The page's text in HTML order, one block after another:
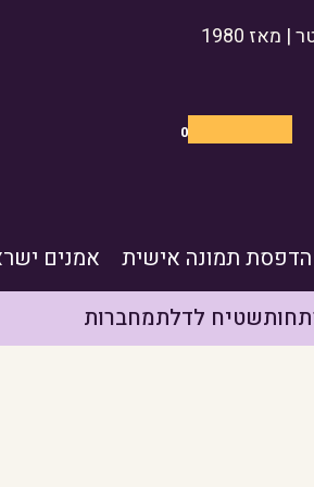
1980
0
הדפסת תמונה אישית אמנים
שטיח לדלתמחברות